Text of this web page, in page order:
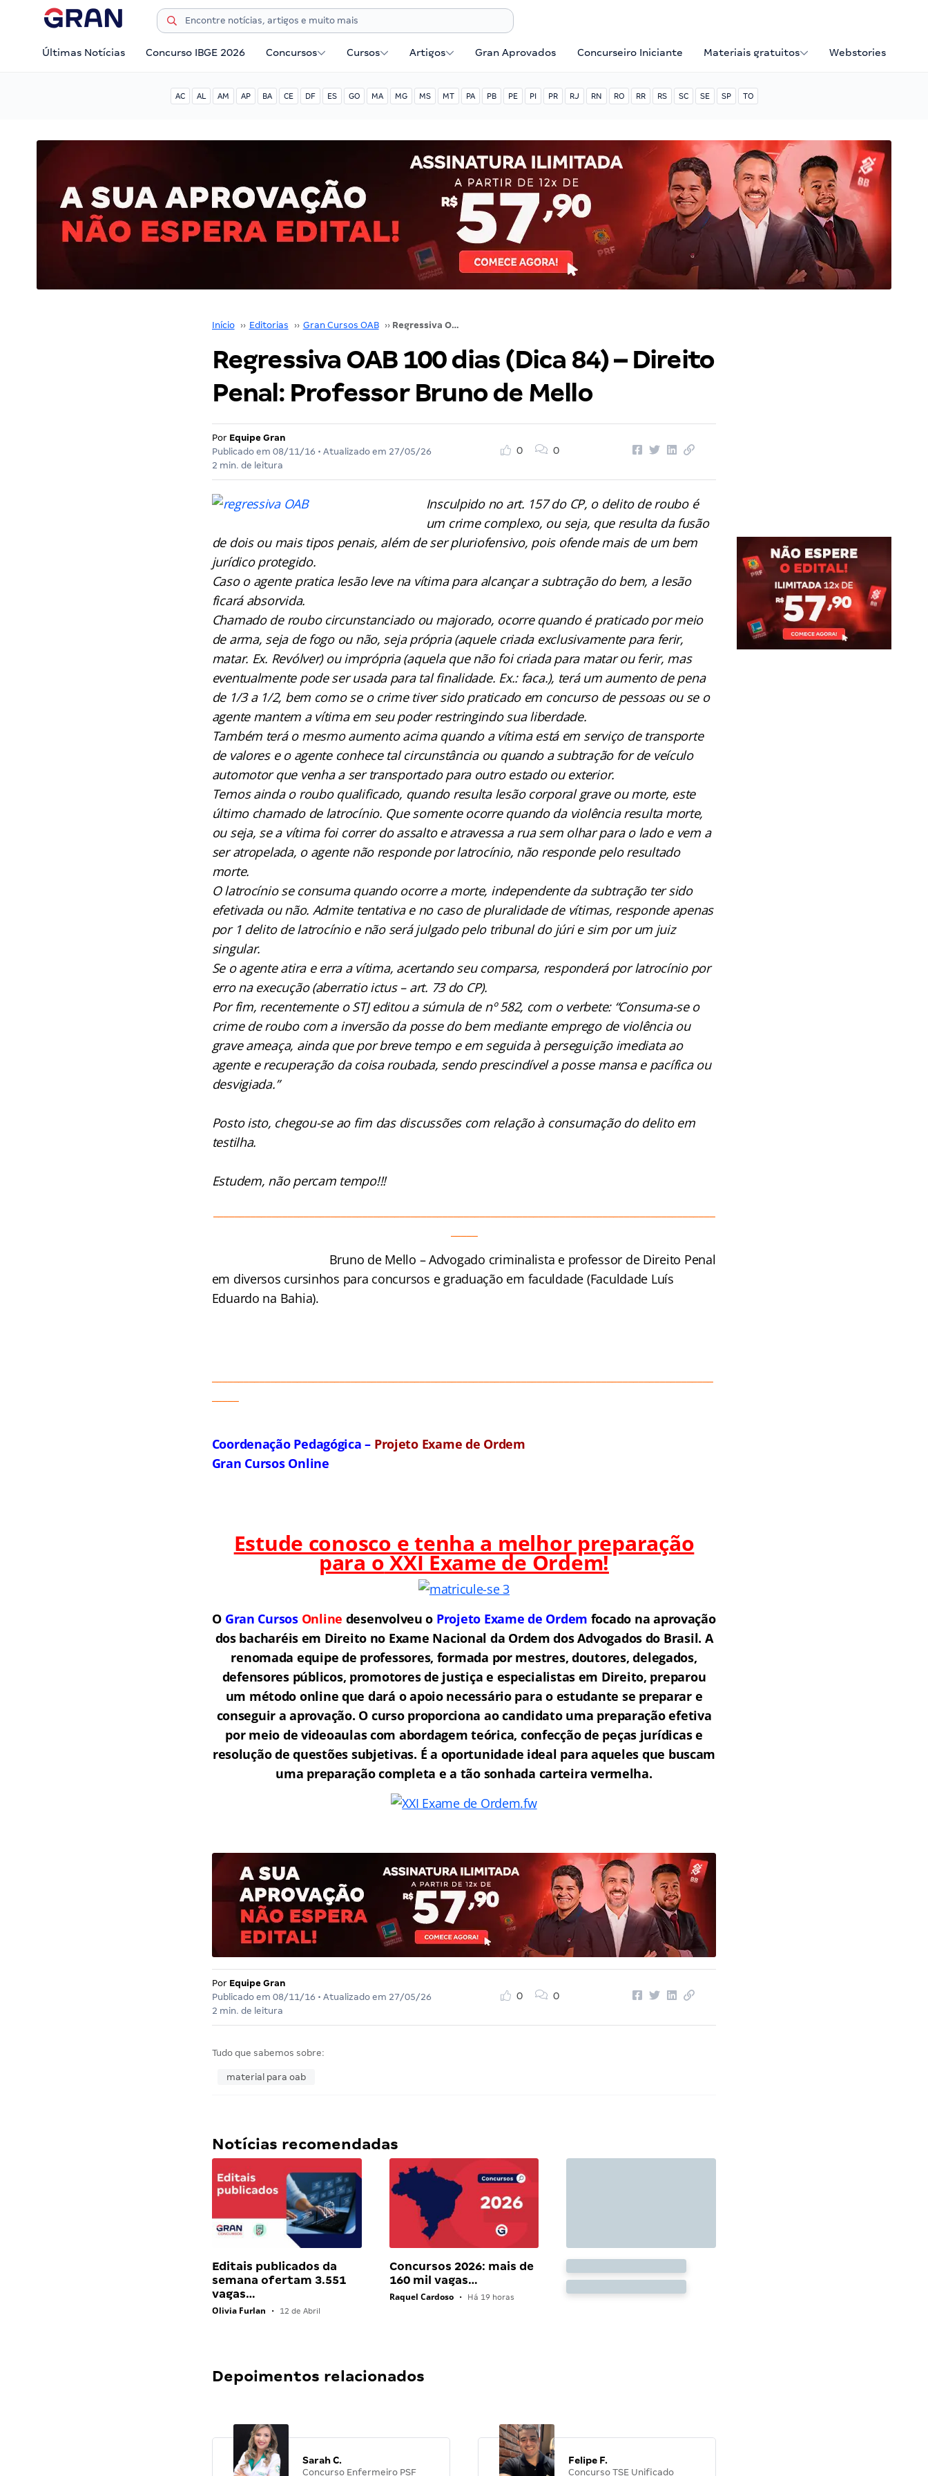
Últimas Notícias Concurso IBGE 2026 Concursos Cursos Artigos Gran Aprovados Concurseiro Iniciante Materiais gratuitos Webstories
AC AL AM AP BA CE DF ES GO MA MG MS MT PA PB PE PI PR RJ RN RO RR RS SC SE SP TO
Início ›› Editorias ›› Gran Cursos OAB ›› Regressiva OAB 100 dias (Dica 84) – Direito Penal: Professor Bruno de Mello
Regressiva OAB 100 dias (Dica 84) – Direito
Penal: Professor Bruno de Mello
Por Equipe Gran
Publicado em 08/11/16 • Atualizado em 27/05/26
2 min. de leitura
0 0
Insculpido no art. 157 do CP, o delito de roubo é
um crime complexo, ou seja, que resulta da fusão
de dois ou mais tipos penais, além de ser pluriofensivo, pois ofende mais de um bem
jurídico protegido.
Caso o agente pratica lesão leve na vítima para alcançar a subtração do bem, a lesão
ficará absorvida.
Chamado de roubo circunstanciado ou majorado, ocorre quando é praticado por meio
de arma, seja de fogo ou não, sejaprópria(aquele criada exclusivamente para ferir,
matar. Ex. Revólver) ouimprópria(aquela que não foi criada para matar ou ferir, mas
eventualmente pode ser usada para tal finalidade. Ex.: faca.), terá um aumento de pena
de 1/3 a 1/2, bem como se o crime tiver sido praticado em concurso de pessoas ou se o
agente mantem a vítima em seu poder restringindo sua liberdade.
Também terá o mesmo aumento acima quando a vítima está em serviço de transporte
de valores e o agente conhece tal circunstância ou quando a subtração for de veículo
automotor que venha a ser transportado para outro estado ou exterior.
Temos ainda o roubo qualificado, quando resulta lesão corporal grave ou morte, este
último chamado de latrocínio. Que somente ocorre quando da violência resulta morte,
ou seja, se a vítima foi correr do assalto e atravessa a rua sem olhar para o lado e vem a
ser atropelada, o agente não responde por latrocínio, não responde pelo resultado
morte.
O latrocínio se consuma quando ocorre a morte, independente da subtração ter sido
efetivada ou não. Admite tentativa e no caso de pluralidade de vítimas, responde apenas
por 1 delito de latrocínio e não será julgado pelo tribunal do júri e sim por um juiz
singular.
Se o agente atira e erra a vítima, acertando seu comparsa, responderá por latrocínio por
erro na execução (aberratio ictus– art. 73 do CP).
Por fim, recentemente o STJ editou a súmula de nº 582, com o verbete: “Consuma-se o
crime de roubo com a inversão da posse do bem mediante emprego de violência ou
grave ameaça, ainda que por breve tempo e em seguida à perseguição imediata ao
agente e recuperação da coisa roubada, sendo prescindível a posse mansa e pacífica ou
desvigiada.”
Posto isto, chegou-se ao fim das discussões com relação à consumação do delito em
testilha.
Estudem, não percam tempo!!!
Bruno de Mello –Advogado criminalista e professor de Direito Penal
em diversos cursinhos para concursos e graduação em faculdade (Faculdade Luís
Eduardo na Bahia).
Coordenação Pedagógica – Projeto Exame de Ordem
Gran Cursos Online
Estude conosco e tenha a melhor preparação
para oXXI Exame de Ordem!
O Gran Cursos Online desenvolveu o Projeto Exame de Ordem focado na aprovação
dos bacharéis em Direito no Exame Nacional da Ordem dos Advogados do Brasil. A
renomada equipe de professores, formada por mestres, doutores, delegados,
defensores públicos, promotores de justiça e especialistas em Direito, preparou
um método online que dará o apoio necessário para o estudante se preparar e
conseguir a aprovação. O curso proporciona ao candidato uma preparação efetiva
por meio de videoaulas com abordagem teórica, confecção de peças jurídicas e
resolução de questões subjetivas. É a oportunidade ideal para aqueles que buscam
uma preparação completa e a tão sonhada carteira vermelha.
Por Equipe Gran
Publicado em 08/11/16 • Atualizado em 27/05/26
2 min. de leitura
0 0
Tudo que sabemos sobre:
material para oab
Notícias recomendadas
Editais publicados da
semana ofertam 3.551
vagas…
Olivia Furlan • 12 de Abril
Concursos 2026: mais de
160 mil vagas…
Raquel Cardoso • Há 19 horas
Depoimentos relacionados
Sarah C.
Concurso Enfermeiro PSF
Felipe F.
Concurso TSE Unificado